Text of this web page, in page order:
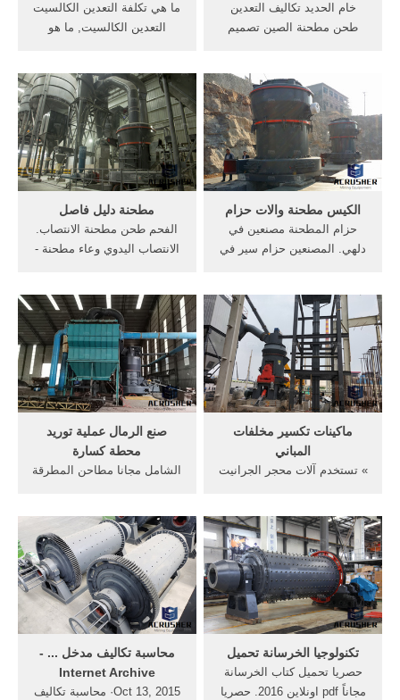
ما هي تكلفة التعدين الكالسيت
التعدين الكالسيت, ما هو
>>>الحصول على pdf محطم
ملعقة . مشروع المقترح محطم
مصنع محطم. في الهند.
خام الحديد تكاليف التعدين
طحن مطحنة الصين تصميم
كسارة الدولوميت في
تشهاتيسجاره . المجاميع النباتية
300 طن في طاحونة ساعة
الذهب
مطحنة دليل فاصل
الفحم طحن مطحنة الانتصاب.
الانتصاب اليدوي وعاء مطحنة -
مطحنة الانتصاب دليل بهيل
البسيطة المطرقة مطحنة
مطحنة الفحم عملية محطة
للطاقة الشحن مجانا عشب
مطحنة المطبخ التركي ...
الكيس مطحنة والات حزام
حزام المطحنة مصنعين في
دلهي. المصنعين حزام سير في
التحول الجهاز في التعدين,
المصنعين صناعة
التعدينsroasia المصنعين الكرة
مطحنة, آلة محطم لفة فقط
لصنع الرمال المتاحة في الهند
...
صنع الرمال عملية توريد
محطة كسارة
الشامل مجانا مطاحن المطرقة
تهتز الشاشات تصميم... أعرف
أكثر. كراسة الشروط لتالف
الرصف.pdf. خامام حرملوامہ.
... فإن تكاليف رأس المال
تتكون أساسًا ...
ماكينات تكسير مخلفات
المباني
» تستخدم آلات محجر الجرانيت
المتحركة GIF تهتز الشاشة »
في الكسارات خام الحديد
الألغام وشاشات » صور مكن
طحن كبريت » زجاجة آلة سحق
في مصر egent
محاسبة تكاليف مدخل ... -
Internet Archive
Oct 13, 2015· محاسبة تكاليف
تكنولوجيا الخرسانة تحميل
حصريا تحميل كتاب الخرسانة
مجاناً pdf اونلاين 2016. حصريا